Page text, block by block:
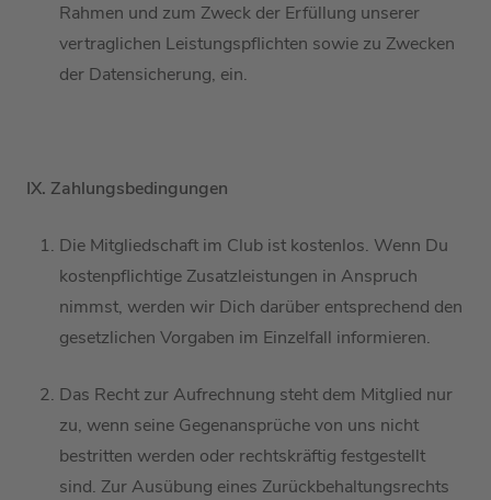
Rahmen und zum Zweck der Erfüllung unserer
vertraglichen Leistungspflichten sowie zu Zwecken
der Datensicherung, ein.
IX. Zahlungsbedingungen
Die Mitgliedschaft im Club ist kostenlos. Wenn Du
kostenpflichtige Zusatzleistungen in Anspruch
nimmst, werden wir Dich darüber entsprechend den
gesetzlichen Vorgaben im Einzelfall informieren.
Das Recht zur Aufrechnung steht dem Mitglied nur
zu, wenn seine Gegenansprüche von uns nicht
bestritten werden oder rechtskräftig festgestellt
sind. Zur Ausübung eines Zurückbehaltungsrechts